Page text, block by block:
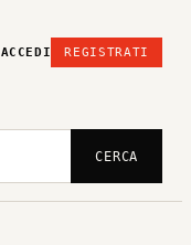
ACCEDI REGISTRATI
CERCA